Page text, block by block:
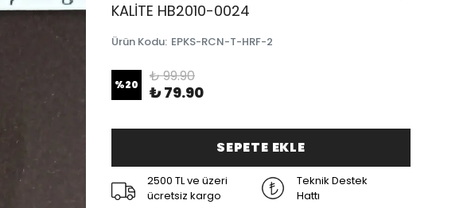
KALİTE HB2010-0024
Ürün Kodu: EPKS-RCN-T-HRF-2
%20 ₺ 99.90
₺ 79.90
SEPETE EKLE
2500 TL ve üzeri
ücretsiz kargo
Teknik Destek
Hattı